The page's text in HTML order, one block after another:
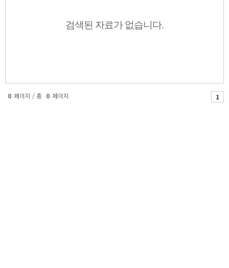
검색된 자료가 없습니다.
0 페이지 / 총 0 페이지 1